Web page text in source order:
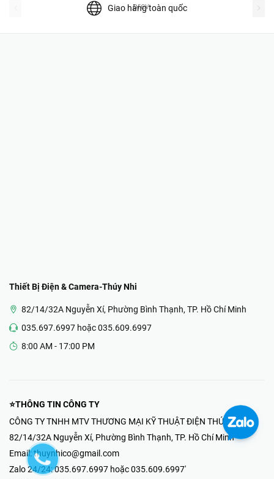
Giao hàng toàn quốc
prev
Thiết Bị Điện & Camera-Thúy Nhi
82/14/32A Nguyễn Xí, Phường Bình Thạnh, TP. Hồ Chí Minh
035.697.6997 hoặc 035.609.6997
8:00 AM - 17:00 PM
⭐THÔNG TIN CÔNG TY
CÔNG TY TNHH MTV THƯƠNG MẠI KỸ THUẬT ĐIỆN THÚY NHI
82/14/32A Nguyễn Xí, Phường Bình Thạnh, TP. Hồ Chí Minh
Email: thuynhico@gmail.com
Zalo 24/24:035.697.6997 hoặc 035.609.6997'